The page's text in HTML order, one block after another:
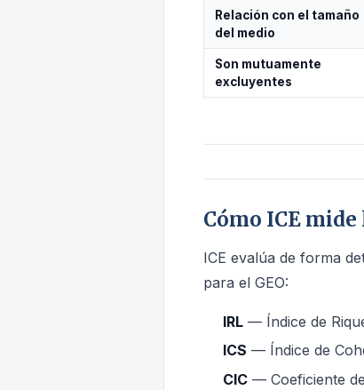
Relación con el tamaño
del medio
Son mutuamente
excluyentes
Cómo ICE
ICE evalúa de forma
para el GEO:
IRL — Índice de
ICS — Índice de
CIC — Coeficiente